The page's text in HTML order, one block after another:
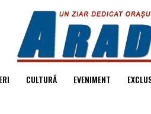
CULTURĂ EVENIMENT